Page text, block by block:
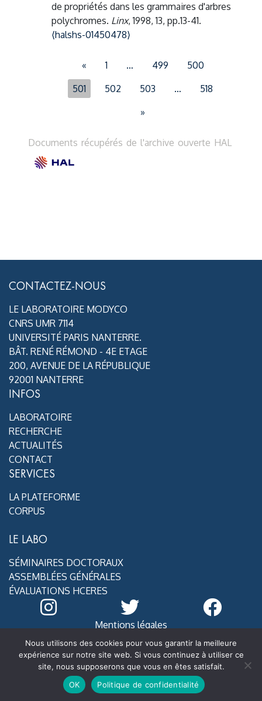
de propriétés dans les grammaires d'arbres
polychromes. Linx, 1998, 13, pp.13-41.
⟨halshs-01450478⟩
« 1 … 499
500
501
502 503 …
518
»
Documents récupérés de l'archive ouverte HAL
CONTACTEZ-NOUS
LE LABORATOIRE MODYCO
CNRS UMR 7114
UNIVERSITÉ PARIS NANTERRE.
BÂT. RENÉ RÉMOND - 4E ETAGE
200, AVENUE DE LA RÉPUBLIQUE
92001 NANTERRE
INFOS
LABORATOIRE
RECHERCHE
ACTUALITÉS
CONTACT
SERVICES
LA PLATEFORME
CORPUS
LE LABO
SÉMINAIRES DOCTORAUX
ASSEMBLÉES GÉNÉRALES
ÉVALUATIONS HCERES
Mentions légales
@ MoDyCo 2020
Nous utilisons des cookies pour vous garantir la meilleure
expérience sur notre site web. Si vous continuez à utiliser ce
site, nous supposerons que vous en êtes satisfait.
OK
Politique de confidentialité